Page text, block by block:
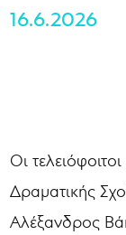
16.6.2026
Οι
Δραματικής
Αλέξανδρος